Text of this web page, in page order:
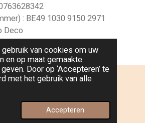
van cookies om uw
en op maat gemaakte
Door op ‘Accepteren’ te
met het gebruik van alle
Accepteren
: BE49 1030 9150 2971
Deco